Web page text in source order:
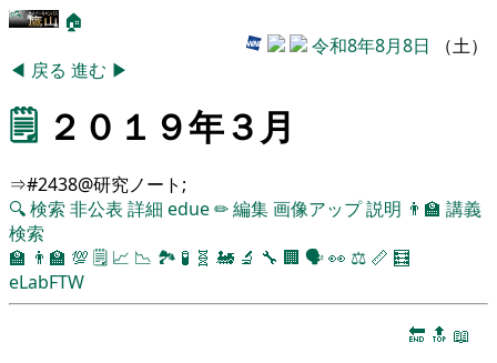
🏠
令和8年8月8日 （土）
◀ 戻る 進む ▶
🗒️ ２０１９年３月
⇒#2438@研究ノート;
🔍検索 非公表 詳細 edue✏編集画像アップ説明 👨‍🏫 講義
検索
🏫 👨‍🏫 💯 🗒️ 📈 📉 🏞 🧪 🧬 🚂 🔬 🔧 🏢 🗣️👀 ⚖️ 📏 🧮
eLabFTW
🔚 🔝 📖